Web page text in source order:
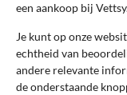
een aankoop bij
Je kunt op onze
echtheid van
andere relevante
de onderstaande